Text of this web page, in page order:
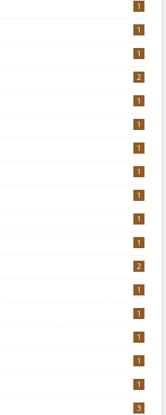
1
1
1
2
1
1
1
1
1
1
1
2
1
1
1
1
1
3